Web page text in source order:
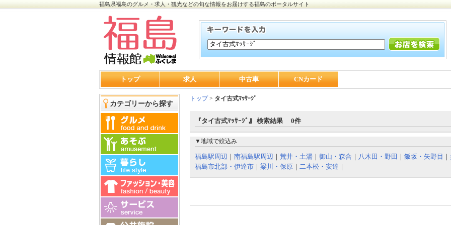
福島県福島のグルメ・求人・観光などの旬な情報をお届けする福島のポータルサイト
トップ 求人 中古車 CNカード
カテゴリーから探す
トップ> タイ古式ﾏｯｻｰｼﾞ
『タイ古式ﾏｯｻｰｼﾞ』 検索結果 0件
▼地域で絞込み
福島駅周辺 ｜ 南福島駅周辺 ｜ 荒井・土湯 ｜ 御山・森合 ｜ 八木田・野田 ｜ 飯坂・矢野目 ｜
福島市北部・伊達市 ｜ 梁川・保原 ｜ 二本松・安達 ｜